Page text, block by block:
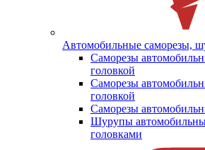
Автомобильные саморезы,
Саморезы
головкой
Саморезы
головкой
Саморезы
Шурупы
головками